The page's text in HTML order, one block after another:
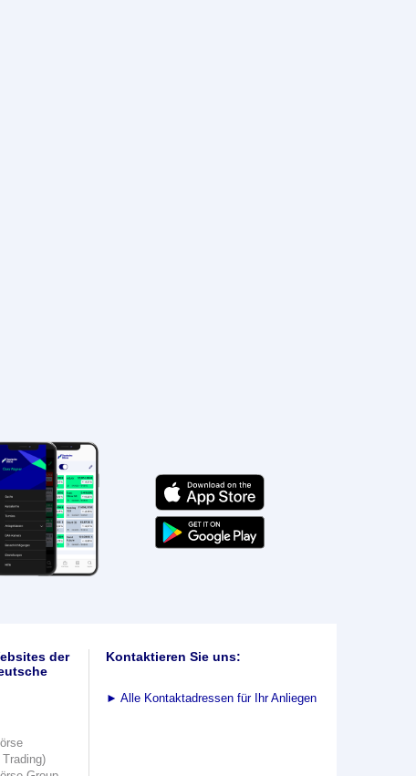
der
Kontaktieren Sie uns:
► Alle Kontaktadressen für Ihr Anliegen